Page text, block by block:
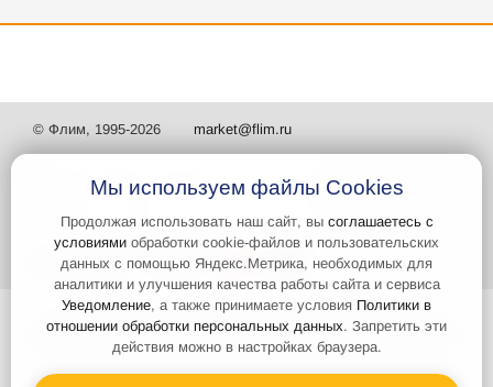
© Флим, 1995-2026 market@flim.ru
Задать вопрос Контакты
Интернет-сайт носит информационный характер и не является
публичной офертой, которая определяется положениями статьи 437
Гражданского кодекса РФ. Информация о характеристиках и
стоимости товаров, указанных на сайте, условия доставки может
Мы используем файлы Cookies
Продолжая использовать наш сайт, вы соглашаетесь с
условиями обработки cookie-файлов и пользовательских
данных с помощью Яндекс.Метрика, необходимых для
аналитики и улучшения качества работы сайта и сервиса
Уведомление, а также принимаете условия Политики в
отношении обработки персональных данных. Запретить эти
действия можно в настройках браузера.